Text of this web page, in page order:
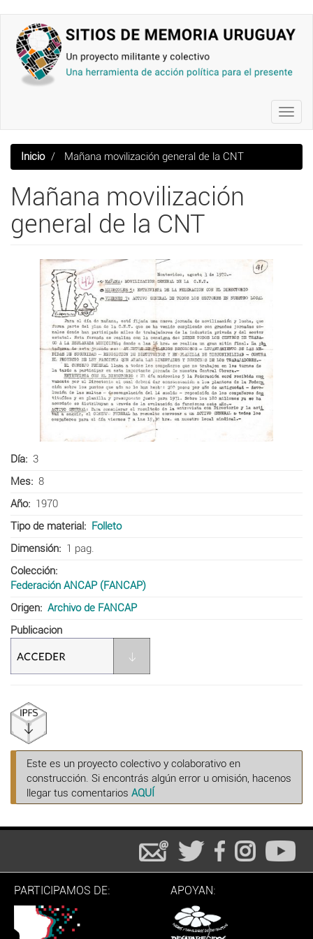
contenido
principal
Inicio Mañana movilización general de la CNT
Mañana movilización
general de la CNT
Día
3
Mes
8
Año
1970
Tipo de material
Folleto
Dimensión
1 pag.
Colección
Federación ANCAP (FANCAP)
Origen
Archivo de FANCAP
Publicacion
Este es un proyecto colectivo y colaborativo en
construcción. Si encontrás algún error u omisión, hacenos
llegar tus comentarios AQUÍ
PARTICIPAMOS DE: APOYAN: